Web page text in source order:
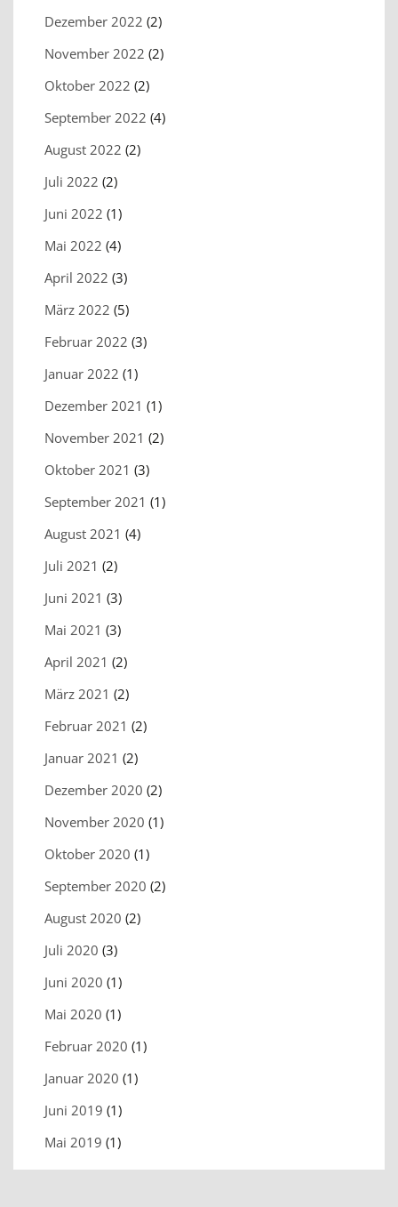
Dezember 2022 (2)
November 2022 (2)
Oktober 2022 (2)
September 2022 (4)
August 2022 (2)
Juli 2022 (2)
Juni 2022 (1)
Mai 2022 (4)
April 2022 (3)
März 2022 (5)
Februar 2022 (3)
Januar 2022 (1)
Dezember 2021 (1)
November 2021 (2)
Oktober 2021 (3)
September 2021 (1)
August 2021 (4)
Juli 2021 (2)
Juni 2021 (3)
Mai 2021 (3)
April 2021 (2)
März 2021 (2)
Februar 2021 (2)
Januar 2021 (2)
Dezember 2020 (2)
November 2020 (1)
Oktober 2020 (1)
September 2020 (2)
August 2020 (2)
Juli 2020 (3)
Juni 2020 (1)
Mai 2020 (1)
Februar 2020 (1)
Januar 2020 (1)
Juni 2019 (1)
Mai 2019 (1)